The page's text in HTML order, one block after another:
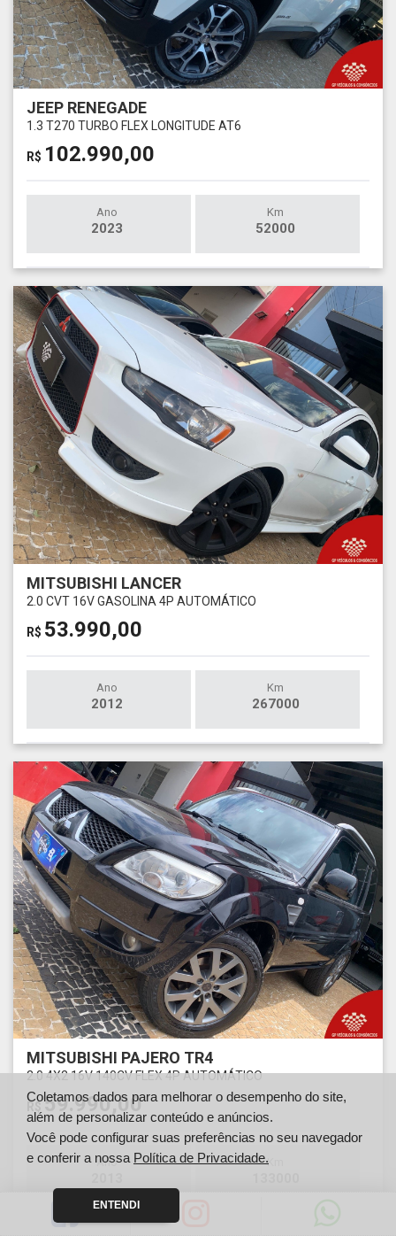
JEEP RENEGADE
1.3 T270 TURBO FLEX LONGITUDE AT6
R$ 102.990,00
Ano
2023
Km
52000
MITSUBISHI LANCER
2.0 CVT 16V GASOLINA 4P AUTOMÁTICO
R$ 53.990,00
Ano
2012
Km
267000
MITSUBISHI PAJERO TR4
2.0 4X2 16V 140CV FLEX 4P AUTOMÁTICO
59.990,00
Ano Km
Coletamos dados para melhorar o desempenho do site,
além de personalizar conteúdo e anúncios.
Você pode configurar suas preferências no seu navegador
e conferir a nossa Política de Privacidade.
ENTENDI